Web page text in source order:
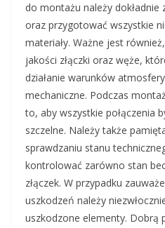
do montażu należy dokładnie
oraz przygotować wszystkie
materiały. Ważne jest
jakości złączki oraz węże,
działanie warunków
mechaniczne. Podczas
to, aby wszystkie połączenia
szczelne. Należy także
sprawdzaniu stanu
kontrolować zarówno stan
złączek. W przypadku
uszkodzeń należy
uszkodzone elementy. Dobrą